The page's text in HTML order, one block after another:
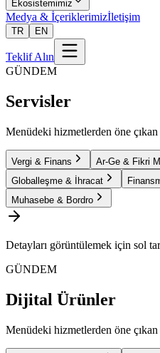
Ekosistemimiz
Medya & İçeriklerimizİletişim
TR EN
Teklif Alın
GÜNDEM
Servisler
Menüdeki hizmetlerden öne
Vergi & Finans Ar-Ge & Fikri
Globalleşme & İhracat
Muhasebe & Bordro
Detayları görüntülemek için sol
GÜNDEM
Dijital Ürünler
Menüdeki hizmetlerden öne